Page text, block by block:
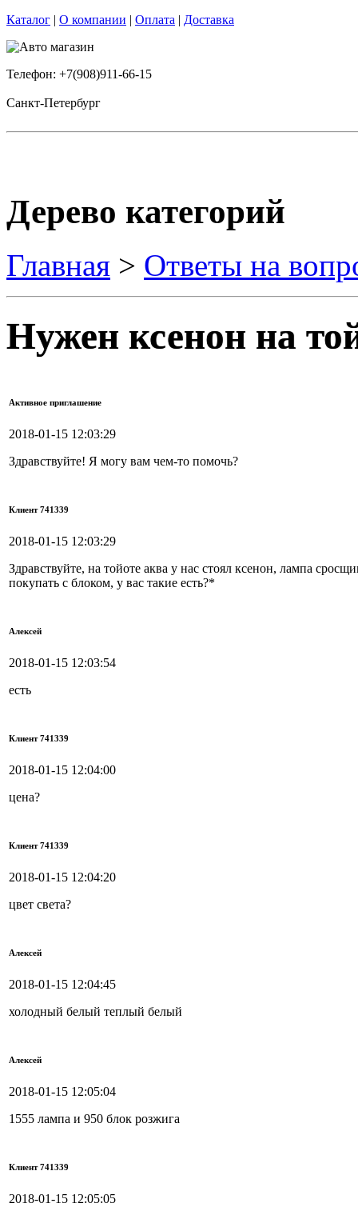
Каталог | О компании | Оплата | Доставка
Телефон: +7(908)911-66-15
Санкт-Петербург
Дерево категорий
Главная > Ответы на
Нужен ксенон на
Активное приглашение
2018-01-15 12:03:29
Здравствуйте! Я могу вам чем-то помочь?
Клиент 741339
2018-01-15 12:03:29
Здравствуйте, на тойоте аква у нас стоял ксенон, лампа
покупать с блоком, у вас такие есть?*
Алексей
2018-01-15 12:03:54
есть
Клиент 741339
2018-01-15 12:04:00
цена?
Клиент 741339
2018-01-15 12:04:20
цвет света?
Алексей
2018-01-15 12:04:45
холодный белый теплый белый
Алексей
2018-01-15 12:05:04
1555 лампа и 950 блок розжига
Клиент 741339
2018-01-15 12:05:05